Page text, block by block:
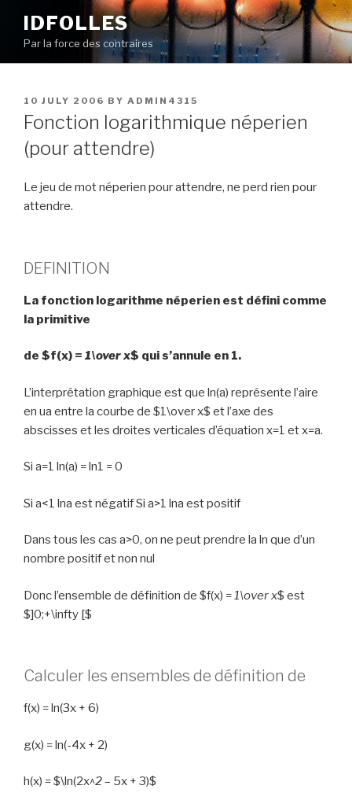
content
IDFOLLES
Par la force des contraires
POSTED
ON
10 JULY 2006 BY ADMIN4315
Fonction logarithmique néperien
(pour attendre)
Le jeu de mot néperien pour attendre, ne perd rien pour
attendre.
DEFINITION
La fonction logarithme néperien est défini comme
la primitive
de $f(x) = 1\over x$ qui s’annule en 1.
L’interprétation graphique est que ln(a) représente l’aire
en ua entre la courbe de $1\over x$ et l’axe des
abscisses et les droites verticales d’équation x=1 et x=a.
Si a=1 ln(a) = ln1 = 0
Si a<1 lna est négatif Si a>1 lna est positif
Dans tous les cas a>0, on ne peut prendre la ln que d’un
nombre positif et non nul
Donc l’ensemble de définition de $f(x) =1\over x$ est
$]0;+\infty [$
Calculer les ensembles de définition de
f(x) = ln(3x + 6)
g(x) = ln(-4x + 2)
h(x) = $\ln(2x^2– 5x + 3)$